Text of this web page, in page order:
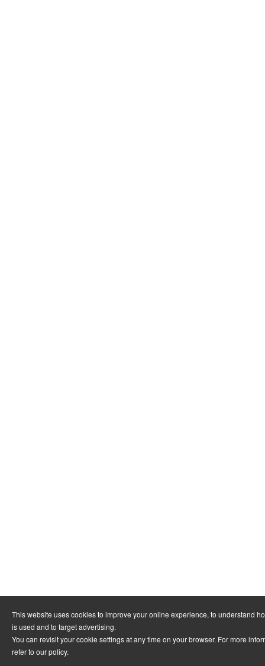
This website uses cookies to improve your online experience, to understand
is used and to target advertising.
You can revisit your cookie settings at any time on your browser. For more
refer to our policy.